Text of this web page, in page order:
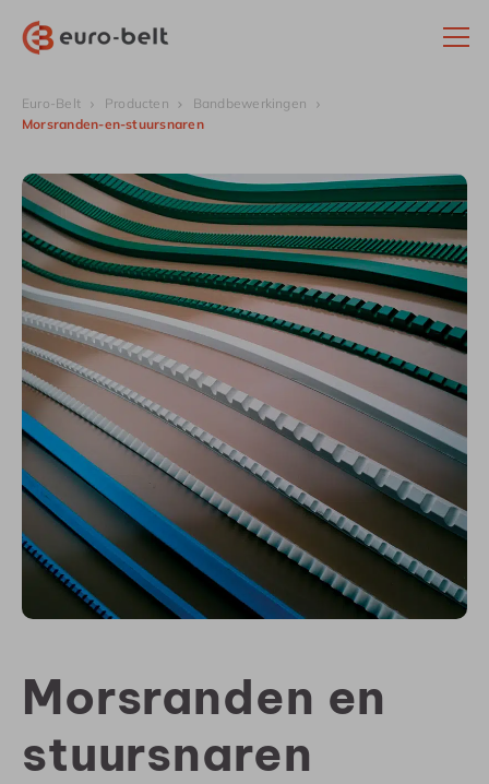
Euro-Belt Producten
Bandbewerkingen
Morsranden-en-stuursnaren
Morsranden en
stuursnaren